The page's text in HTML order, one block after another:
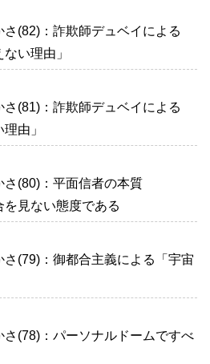
(82)：詐欺師デュベイによる
い理由」
(81)：詐欺師デュベイによる
由」
(80)：平面信者の本質
を見ない態度である
(79)：御都合主義による「宇宙
(78)：パーソナルドームですべ